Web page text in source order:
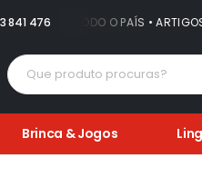
841 476
O PAÍS • ARTIGOS EM
Brinca & Jogos